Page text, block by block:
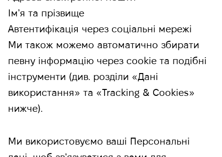
Імʼя та прізвище
Автентифікація через соціальні мережі
Ми також можемо автоматично збирати
певну інформацію через cookie та подібні
інструменти (див. розділи «Дані
використання» та «Tracking & Cookies»
нижче).
Ми використовуємо ваші Персональні